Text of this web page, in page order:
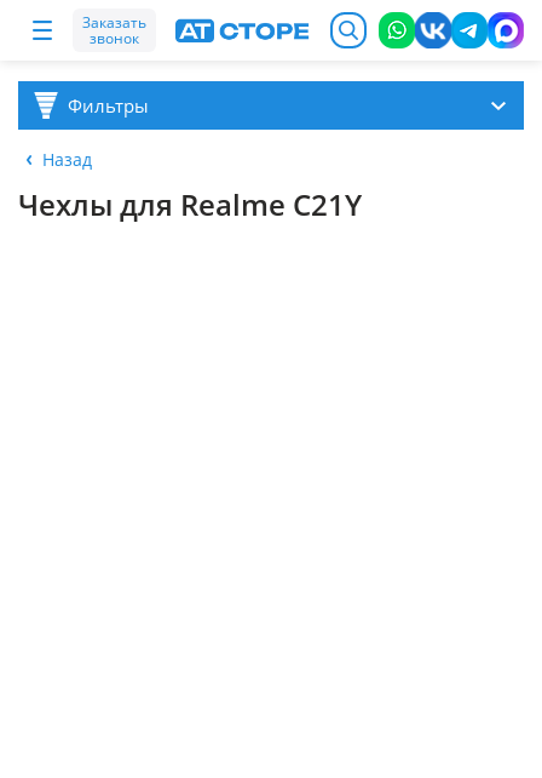
Заказать
звонок
Фильтры
Назад
Чехлы для Realme C21Y